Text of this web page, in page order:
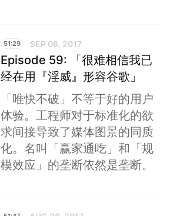
51:29 SEP 06, 2017
Episode 59: 「很难相信我已
经在用『淫威』形容谷歌」
「唯快不破」不等于好的用户
体验。工程师对于标准化的欲
求间接导致了媒体图景的同质
化。名叫「赢家通吃」和「规
模效应」的垄断依然是垄断。